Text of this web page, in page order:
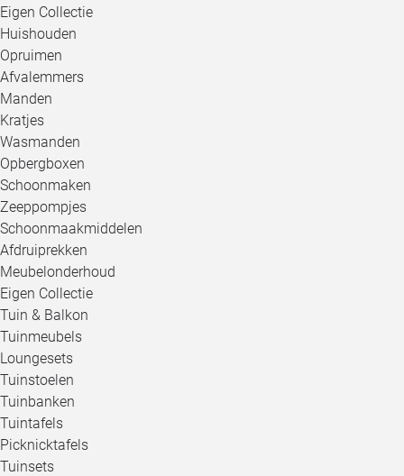
Eigen Collectie
Huishouden
Opruimen
Afvalemmers
Manden
Kratjes
Wasmanden
Opbergboxen
Schoonmaken
Zeeppompjes
Schoonmaakmiddelen
Afdruiprekken
Meubelonderhoud
Eigen Collectie
Tuin & Balkon
Tuinmeubels
Loungesets
Tuinstoelen
Tuinbanken
Tuintafels
Picknicktafels
Tuinsets